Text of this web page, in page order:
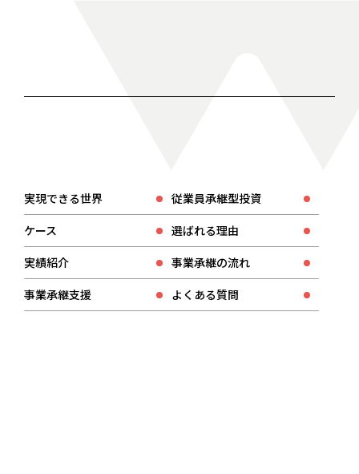
実現できる世界
従業員承継型投資
ケース
選ばれる理由
実績紹介
事業承継の流れ
事業承継支援
よくある質問